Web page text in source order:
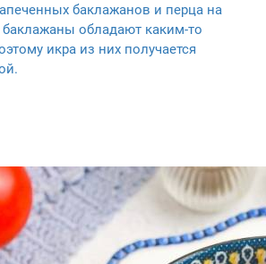
баклажанов и перца на
обладают каким-то
икра из них получается